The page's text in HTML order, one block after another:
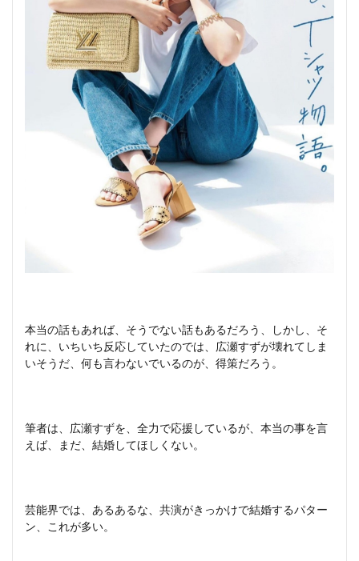
本当の話もあれば、そうでない話もあるだろう、しかし、そ
れに、いちいち反応していたのでは、広瀬すずが壊れてしま
いそうだ、何も言わないでいるのが、得策だろう。
筆者は、広瀬すずを、全力で応援しているが、本当の事を言
えば、まだ、結婚してほしくない。
芸能界では、あるあるな、共演がきっかけで結婚するパター
ン、これが多い。